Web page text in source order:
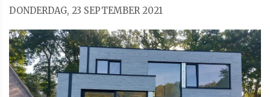
DONDERDAG, 23 SEPTEMBER 2021